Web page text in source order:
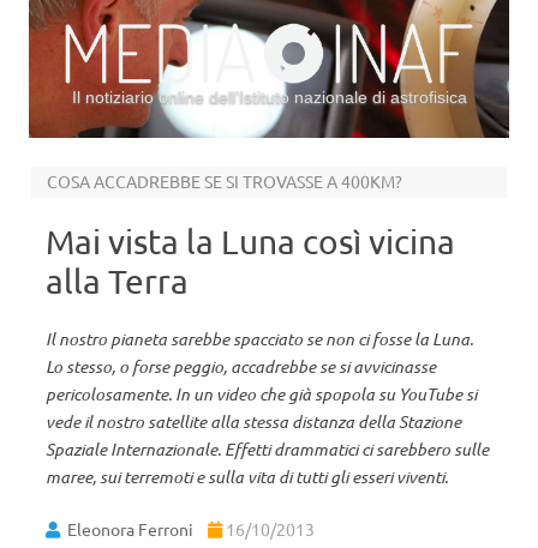
Il notiziario online dell’Istituto nazionale di astrofisica
COSA ACCADREBBE SE SI TROVASSE A 400KM?
Mai vista la Luna così vicina
alla Terra
Il nostro pianeta sarebbe spacciato se non ci fosse la Luna.
Lo stesso, o forse peggio, accadrebbe se si avvicinasse
pericolosamente. In un video che già spopola su YouTube si
vede il nostro satellite alla stessa distanza della Stazione
Spaziale Internazionale. Effetti drammatici ci sarebbero sulle
maree, sui terremoti e sulla vita di tutti gli esseri viventi.
Eleonora Ferroni 16/10/2013